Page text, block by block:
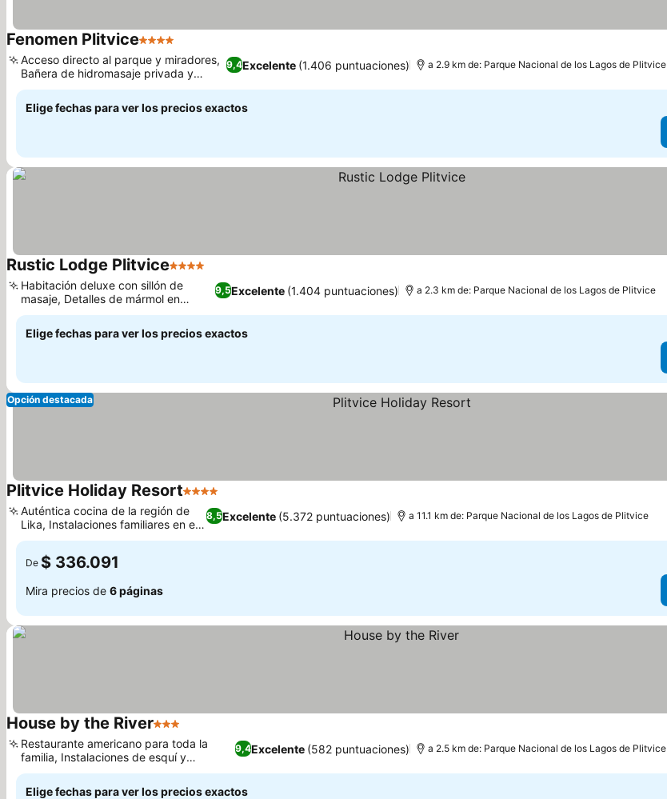
Fenomen Plitvice4 Estrellas
9,4Excelente (1.406 puntuaciones)
Acceso directo al parque y miradores,
Bañera de hidromasaje privada y
cabina de sauna
a 2.9 km de: Parque Nacional de los Lagos de Plitvice
Elige fechas para ver los precios exactos
Rustic Lodge Plitvice4 Estrellas
9,5Excelente (1.404 puntuaciones)
Habitación deluxe con sillón de
masaje, Detalles de mármol en
pasillos y baños
a 2.3 km de: Parque Nacional de los Lagos de Plitvice
Elige fechas para ver los precios exactos
Opción destacada
Plitvice Holiday Resort4 Estrellas
8,5Excelente (5.372 puntuaciones)
Auténtica cocina de la región de
Lika, Instalaciones familiares en el
complejo
a 11.1 km de: Parque Nacional de los Lagos de Plitvice
De $ 336.091
Mira precios de 6 páginas
House by the River3 Estrellas
9,4Excelente (582 puntuaciones)
Restaurante americano para toda la
familia, Instalaciones de esquí y
bicicletas en el hotel
a 2.5 km de: Parque Nacional de los Lagos de Plitvice
Elige fechas para ver los precios exactos